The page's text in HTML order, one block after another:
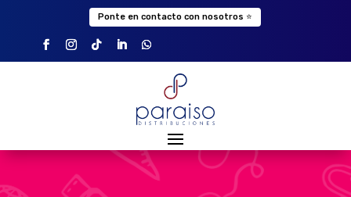
Ponte en contacto con nosotros ⭐